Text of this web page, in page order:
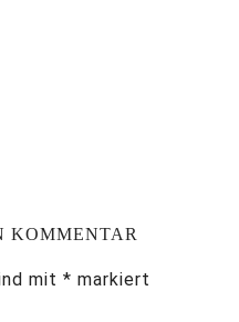
KOMMENTAR
mit * markiert